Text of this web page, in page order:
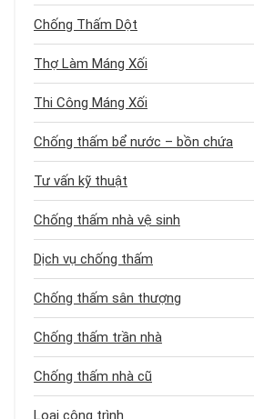
Chống Thấm Dột
Thợ Làm Máng Xối
Thi Công Máng Xối
Chống thấm bể nước – bồn chứa
Tư vấn kỹ thuật
Chống thấm nhà vệ sinh
Dịch vụ chống thấm
Chống thấm sân thượng
Chống thấm trần nhà
Chống thấm nhà cũ
Loại công trình